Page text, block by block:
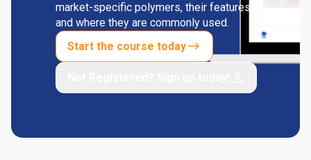
market-specific polymers, their features
and where they are commonly used.
Start the course today